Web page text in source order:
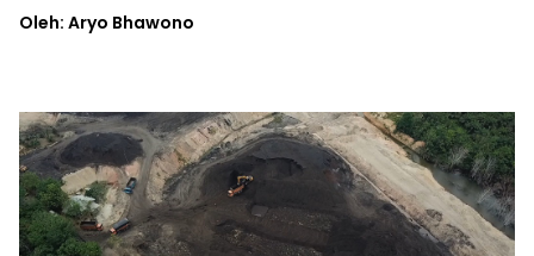
Oleh: Aryo Bhawono